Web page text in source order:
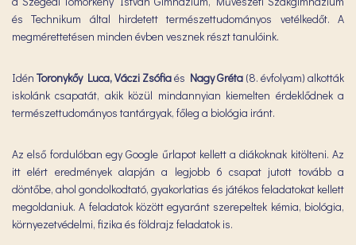
és Technikum által hirdetett természettudományos vetélkedőt. A
megmérettetésen minden évben vesznek részt tanulóink.
Idén Toronykőy Luca, Váczi Zsófiaés Nagy Gréta (8. évfolyam) alkották
iskolánk csapatát, akik közül mindannyian kiemelten érdeklődnek a
természettudományos tantárgyak, főleg a biológia iránt.
Az első fordulóban egy Google űrlapot kellett a diákoknak kitölteni. Az
itt elért eredmények alapján a legjobb 6 csapat jutott tovább a
döntőbe, ahol gondolkodtató, gyakorlatias és játékos feladatokat kellett
megoldaniuk. A feladatok között egyaránt szerepeltek kémia, biológia,
környezetvédelmi, fizika és földrajz feladatok is.